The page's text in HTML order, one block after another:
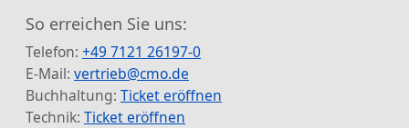
So erreichen Sie uns:
Telefon: +49 7121 26197-0
E-Mail: vertrieb@cmo.de
Buchhaltung: Ticket eröffnen
Technik: Ticket eröffnen